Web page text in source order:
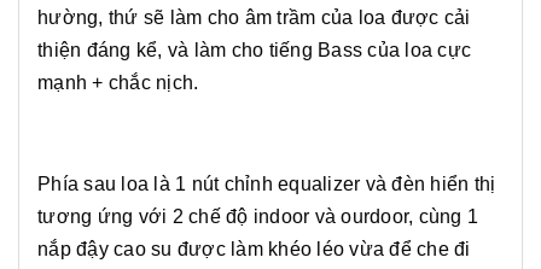
hường, thứ sẽ làm cho âm trầm của loa được cải
thiện đáng kể, và làm cho tiếng Bass của loa cực
mạnh + chắc nịch.
Phía sau loa là 1 nút chỉnh equalizer và đèn hiển thị
tương ứng với 2 chế độ indoor và ourdoor, cùng 1
nắp đậy cao su được làm khéo léo vừa để che đi